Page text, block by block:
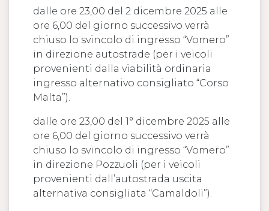
dalle ore 23,00 del 2 dicembre 2025 alle
ore 6,00 del giorno successivo verrà
chiuso lo svincolo di ingresso “Vomero”
in direzione autostrade (per i veicoli
provenienti dalla viabilità ordinaria
ingresso alternativo consigliato “Corso
Malta”).
dalle ore 23,00 del 1° dicembre 2025 alle
ore 6,00 del giorno successivo verrà
chiuso lo svincolo di ingresso “Vomero”
in direzione Pozzuoli (per i veicoli
provenienti dall’autostrada uscita
alternativa consigliata “Camaldoli”).